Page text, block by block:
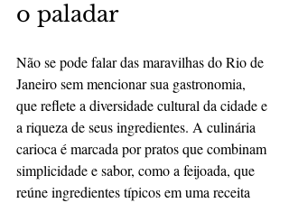
o paladar
Não se pode falar das maravilhas do Rio de
Janeiro sem mencionar sua gastronomia,
que reflete a diversidade cultural da cidade e
a riqueza de seus ingredientes. A culinária
carioca é marcada por pratos que combinam
simplicidade e sabor, como a feijoada, que
reúne ingredientes típicos em uma receita